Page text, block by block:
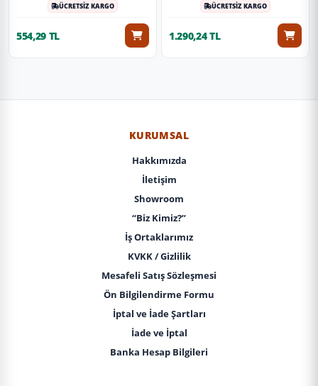
ÜCRETSİZ KARGO
554,29 TL
ÜCRETSİZ KARGO
1.290,24 TL
KURUMSAL
Hakkımızda
İletişim
Showroom
“Biz Kimiz?”
İş Ortaklarımız
KVKK / Gizlilik
Mesafeli Satış Sözleşmesi
Ön Bilgilendirme Formu
İptal ve İade Şartları
İade ve İptal
Banka Hesap Bilgileri